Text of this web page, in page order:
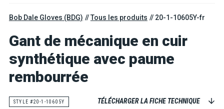
Bob Dale Gloves (BDG) Tous les produits 20-1-10605Y-fr
Gant de mécanique en cuir
synthétique avec paume
rembourrée
STYLE #20-1-10605Y TÉLÉCHARGER LA FICHE TECHNIQUE